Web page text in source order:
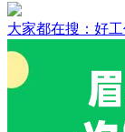
大家都在搜：好